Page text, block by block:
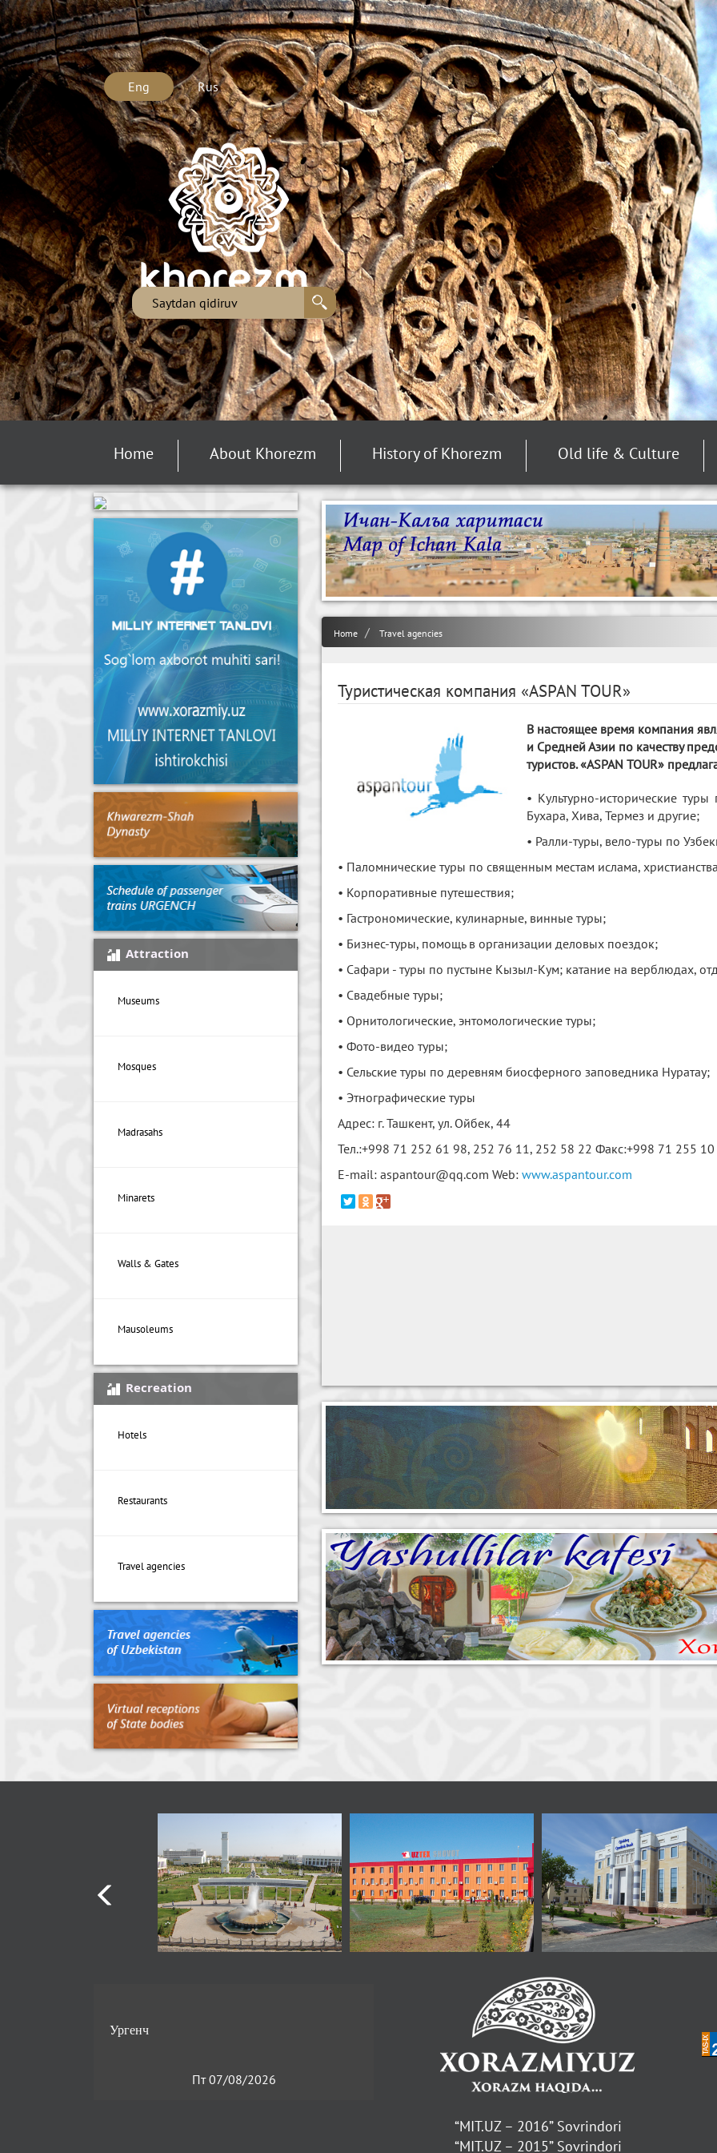
Eng Rus
Home About Khorezm History of Khorezm Old life & Culture
Attraction
Museums
Mosques
Madrasahs
Minarets
Walls & Gates
Mausoleums
Recreation
Hotels
Restaurants
Travel agencies
Home Travel agencies
Туристическая компания «АSPAN TOUR»
В настоящее время компания
и Средней Азии по качеству
туристов. «АSPAN TOUR»
• Культурно-исторические
Бухара, Хива, Термез и другие;
• Ралли-туры, вело-туры по
• Паломнические туры по священным местам ислама,
• Корпоративные путешествия;
• Гастрономические, кулинарные, винные туры;
• Бизнес-туры, помощь в организации деловых поездок;
• Сафари - туры по пустыне Кызыл-Кум; катание на верблюдах,
• Свадебные туры;
• Орнитологические, энтомологические туры;
• Фото-видео туры;
• Сельские туры по деревням биосферного заповедника Нуратау;
• Этнографические туры
Адрес: г. Ташкент, ул. Ойбек, 44
Тел.:+998 71 252 61 98, 252 76 11, 252 58 22 Факс:+998 71 255
E-mail: aspantour@qq.com Web: www.aspantour.com
Пт 07/08/2026
“MIT.UZ – 2016” Sovrindori
“MIT.UZ – 2015” Sovrindori